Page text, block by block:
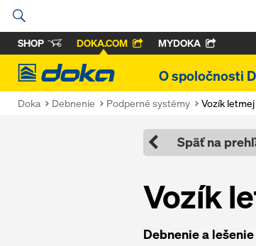
SHOP DOKA.COM MYDOKA
Doka
O spoločnosti
Doka Debnenie Podperné systémy Vozík
Späť na
Vozík
Debnenie a